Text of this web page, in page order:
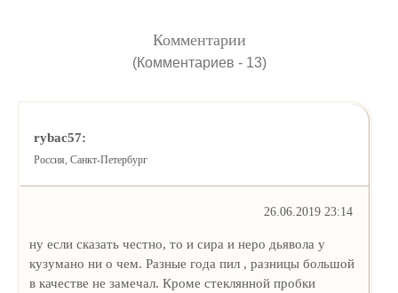
Комментарии
(Комментариев - 13)
rybac57:
Россия, Санкт-Петербург
26.06.2019 23:14
ну если сказать честно, то и сира и неро дьявола у
кузумано ни о чем. Разные года пил , разницы большой
в качестве не замечал. Кроме стеклянной пробки